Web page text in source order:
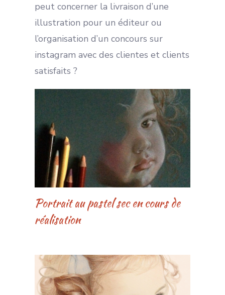
peut concerner la livraison d’une
illustration pour un éditeur ou
l’organisation d’un concours sur
instagram avec des clientes et clients
satisfaits ?
Portrait au pastel sec en cours de
réalisation